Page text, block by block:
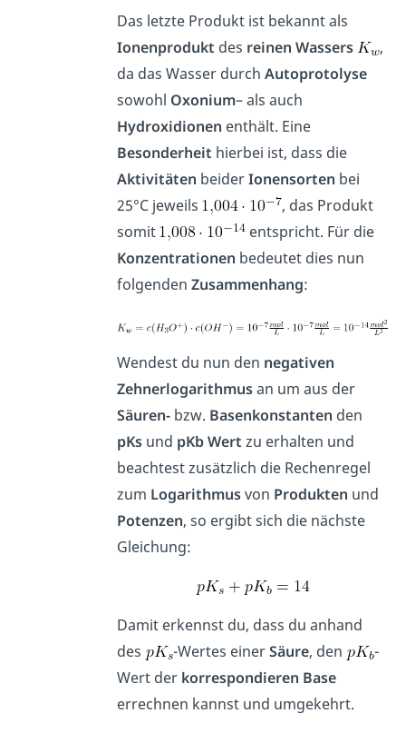
Das letzte Produkt ist bekannt als
Ionenprodukt des reinen Wassers
,
da das Wasser durchAutoprotolyse
sowohl Oxonium– als auch
Hydroxidionen enthält. Eine
Besonderheit hierbei ist, dass die
Aktivitäten beiderIonensorten bei
25°C jeweils
, das Produkt
somit
entspricht. Für die
Konzentrationen bedeutet dies nun
folgendenZusammenhang:
Wendest du nun den negativen
Zehnerlogarithmusan um aus der
Säuren- bzw. Basenkonstanten den
pKs und pKbWert zu erhalten und
beachtest zusätzlich die Rechenregel
zum Logarithmusvon Produkten und
Potenzen, so ergibt sich die nächste
Gleichung:
Damit erkennst du, dass du anhand
des
-Wertes einerSäure, den
-
Wert der korrespondieren Base
errechnen kannst und umgekehrt.